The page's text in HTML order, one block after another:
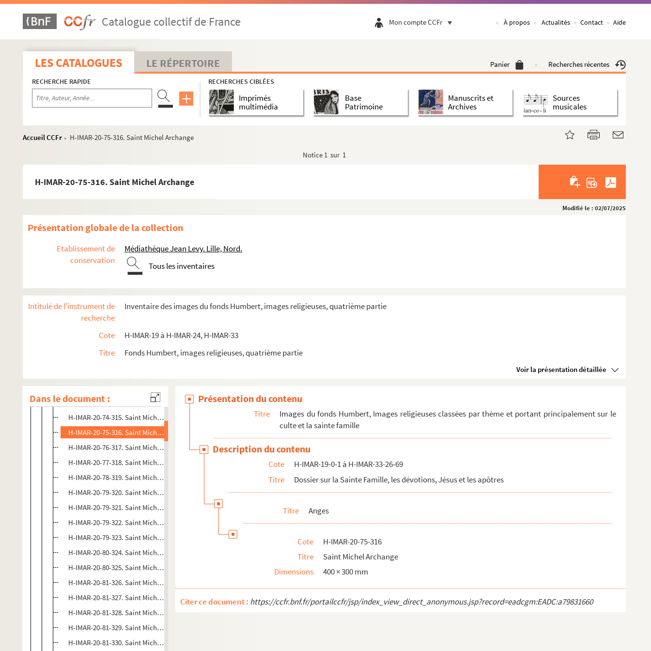
Catalogue collectif de France Mon compte CCFr À propos Actualités Contact Aide
LES CATALOGUES LE RÉPERTOIRE Panier Recherches récentes
RECHERCHE RAPIDE RECHERCHES CIBLÉES
Imprimés
multimédia
Base
Patrimoine
Manuscrits et
Archives
Sources
musicales
Accueil CCFr >
H-IMAR-20-75-316. Saint Michel Archange
Notice 1 sur 1
H-IMAR-20-75-316. Saint Michel Archange
Modifié le : 02/07/2025
Présentation globale de la collection
Etablissement de
conservation
Médiathèque Jean Levy. Lille, Nord.
Tous les inventaires
Intitulé de l'instrument de
recherche
Inventaire des images du fonds Humbert, images religieuses, quatrième partie
Cote
H-IMAR-19 à H-IMAR-24, H-IMAR-33
Titre
Fonds Humbert, images religieuses, quatrième partie
Voir la présentation détaillée
Dans le document :
H-IMAR-19-0-1 à H-IMAR-33-26-69. Dossier sur la Sainte Famille, les dévotions, Jésus et les apôtres
H-IMAR-19-14-48. Saint-Esprit, étiquettes de fils
H-IMAR-19-14-49. Saint-Esprit, étiquettes de fils
Jésus, Marie, Dieu
La Sainte Famille
Anges
H-IMAR-20-73-311. Saint Michael
H-IMAR-20-73-313. Saint Michael
H-IMAR-20-73-314. Saint Michael
H-IMAR-20-74-315. Saint Michel Archange
H-IMAR-20-75-316. Saint Michel Archange
H-IMAR-20-76-317. Saint Michael
H-IMAR-20-77-318. Saint Michael
H-IMAR-20-78-319. Saint Michael
H-IMAR-20-79-320. Saint Michael
H-IMAR-20-79-321. Saint Michael
H-IMAR-20-79-322. Saint Michael
H-IMAR-20-79-323. Saint Michael
H-IMAR-20-80-324. Saint Michael
H-IMAR-20-80-325. Saint Michael
H-IMAR-20-81-326. Saint Michael
H-IMAR-20-81-327. Saint Michael
H-IMAR-20-81-328. Saint Michael
H-IMAR-20-81-329. Saint Michael
H-IMAR-20-81-330. Saint Michael
Présentation du contenu
Titre
Images du fonds Humbert, Images religieuses classées par thème et portant principalement sur le
culte et la sainte famille
Description du contenu
Cote
H-IMAR-19-0-1 à H-IMAR-33-26-69
Titre
Dossier sur la Sainte Famille, les dévotions, Jésus et les apôtres
Titre Anges
Cote
H-IMAR-20-75-316
Titre
Saint Michel Archange
Dimensions
400 × 300 mm
Citer ce document : https://ccfr.bnf.fr/portailccfr/jsp/index_view_direct_anonymous.jsp?record=eadcgm:EADC:a79831660